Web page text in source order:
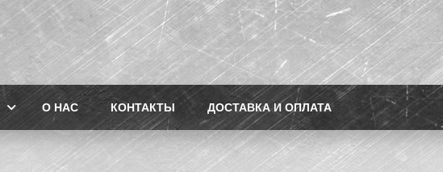
О НАС КОНТАКТЫ ДОСТАВКА И ОПЛАТА